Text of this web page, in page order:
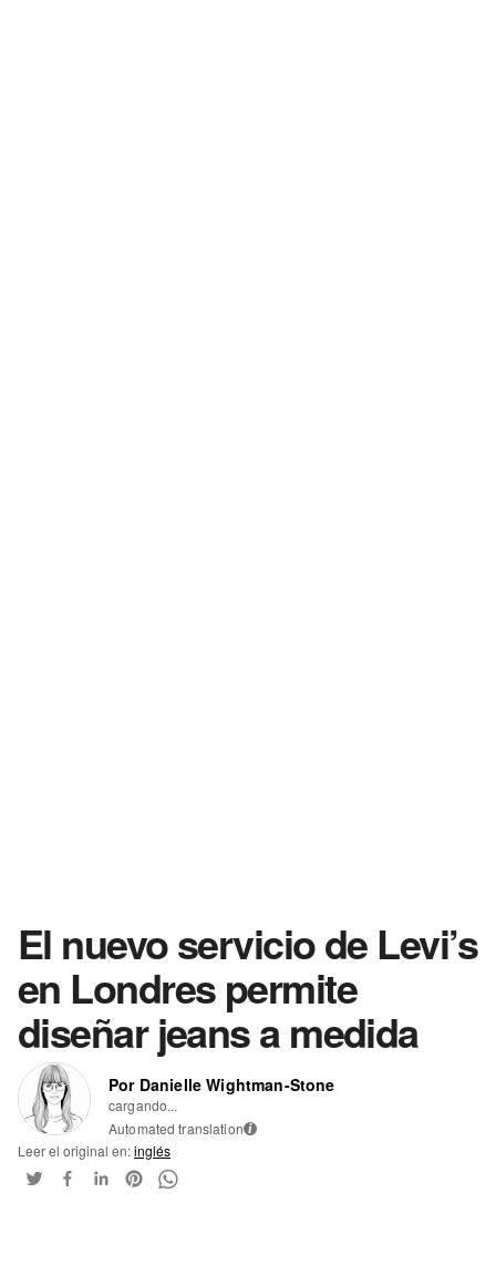
El nuevo servicio de Levi’s
en Londres permite
diseñar jeans a medida
Por Danielle Wightman-Stone
cargando...
Automated translation i
Leer el original en:inglés